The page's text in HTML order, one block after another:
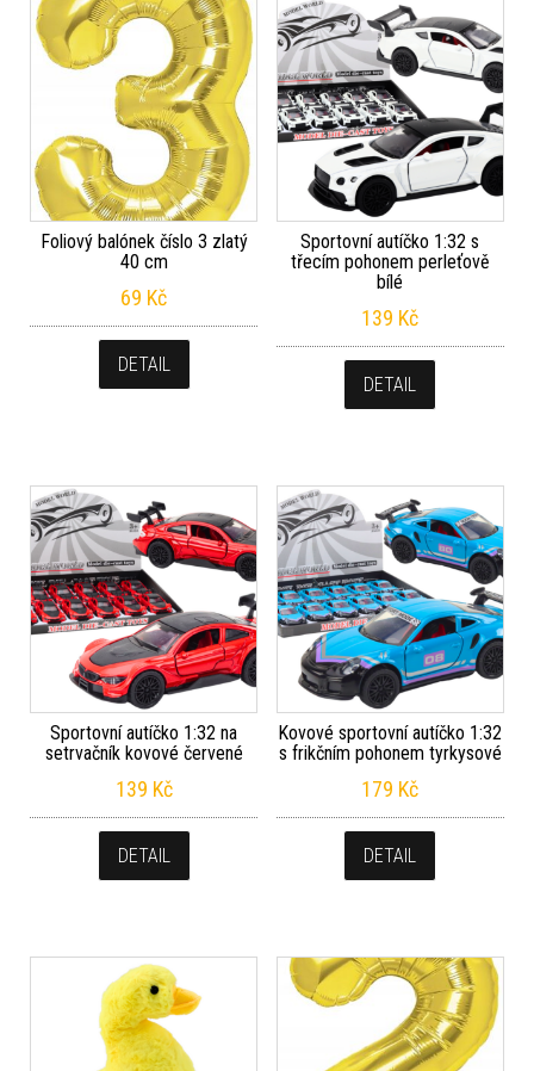
Foliový balónek číslo 3 zlatý
40 cm
69 Kč
DETAIL
Sportovní autíčko 1:32 s
třecím pohonem perleťově
bílé
139 Kč
DETAIL
Sportovní autíčko 1:32 na
setrvačník kovové červené
139 Kč
DETAIL
Kovové sportovní autíčko 1:32
s frikčním pohonem tyrkysové
179 Kč
DETAIL